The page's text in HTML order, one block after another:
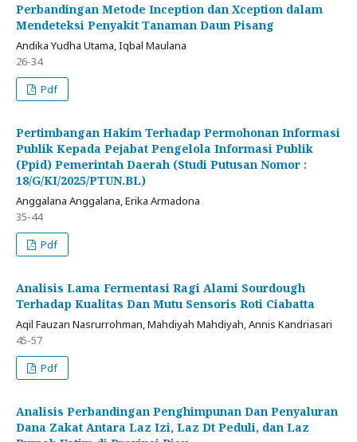
Perbandingan Metode Inception dan Xception dalam
Mendeteksi Penyakit Tanaman Daun Pisang
Andika Yudha Utama, Iqbal Maulana
26-34
Pdf
Pertimbangan Hakim Terhadap Permohonan Informasi
Publik Kepada Pejabat Pengelola Informasi Publik
(Ppid) Pemerintah Daerah (Studi Putusan Nomor :
18/G/KI/2025/PTUN.BL)
Anggalana Anggalana, Erika Armadona
35-44
Pdf
Analisis Lama Fermentasi Ragi Alami Sourdough
Terhadap Kualitas Dan Mutu Sensoris Roti Ciabatta
Aqil Fauzan Nasrurrohman, Mahdiyah Mahdiyah, Annis Kandriasari
45-57
Pdf
Analisis Perbandingan Penghimpunan Dan Penyaluran
Dana Zakat Antara Laz Izi, Laz Dt Peduli, dan Laz